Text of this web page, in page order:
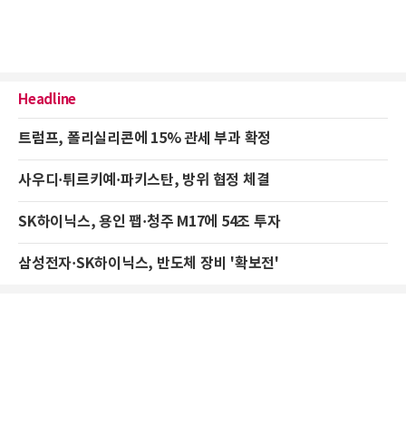
Headline
트럼프, 폴리실리콘에 15% 관세 부과 확정
사우디·튀르키예·파키스탄, 방위 협정 체결
SK하이닉스, 용인 팹·청주 M17에 54조 투자
삼성전자·SK하이닉스, 반도체 장비 '확보전'